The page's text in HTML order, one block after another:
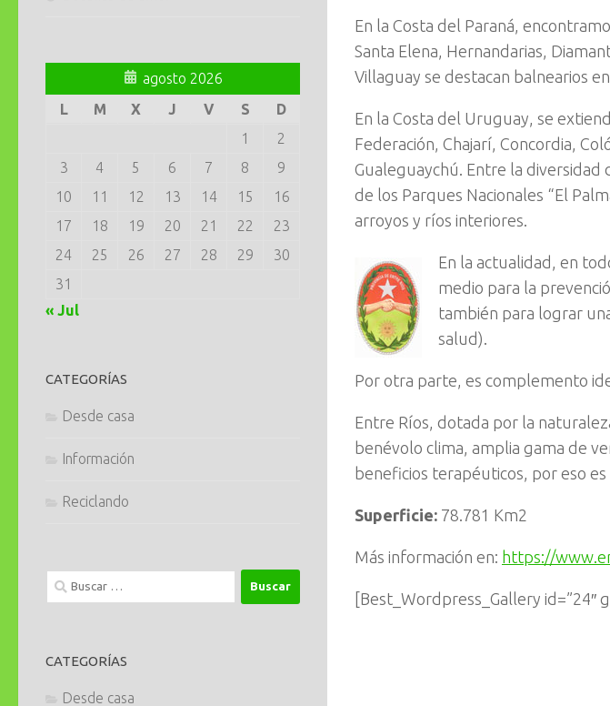
En la Costa del Paraná,
Santa Elena, Hernandarias,
Villaguay se destacan balnearios
En la Costa del Uruguay, se
Federación, Chajarí, Concordia,
Gualeguaychú. Entre la
de los Parques Nacionales “El
arroyos y ríos interiores.
En la actualidad, en
medio para la
también para lograr
salud).
Por otra parte, es complemento
Entre Ríos, dotada por la
benévolo clima, amplia gama de
beneficios terapéuticos, por eso
Superficie: 78.781 Km2
Más información en: https://
[Best_Wordpress_Gallery id=”24″
agosto 2026
L
M X J V S
D
1
2
3
4 5 6 7 8
9
10
11 12 13 14 15
16
17
18 19 20 21 22
23
24
25 26 27 28 29
30
31
« Jul
CATEGORÍAS
Desde casa
Información
Reciclando
Buscar:
CATEGORÍAS
Desde casa